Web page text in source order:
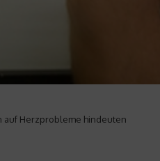
Herzprobleme hindeuten